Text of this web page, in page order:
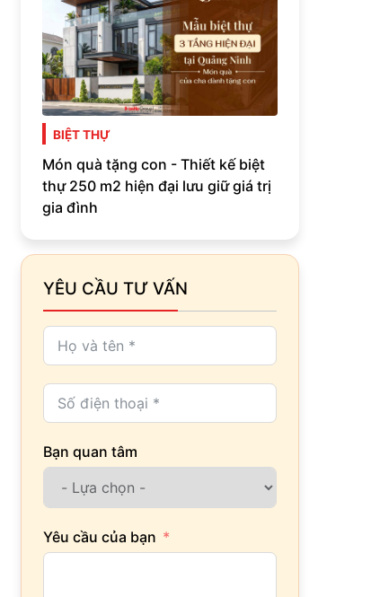
BIỆT THỰ
Món quà tặng con - Thiết kế biệt
thự 250 m2 hiện đại lưu giữ giá trị
gia đình
YÊU CẦU TƯ VẤN
Bạn quan tâm
Yêu cầu của bạn